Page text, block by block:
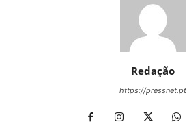
Redação
https://pressnet.pt